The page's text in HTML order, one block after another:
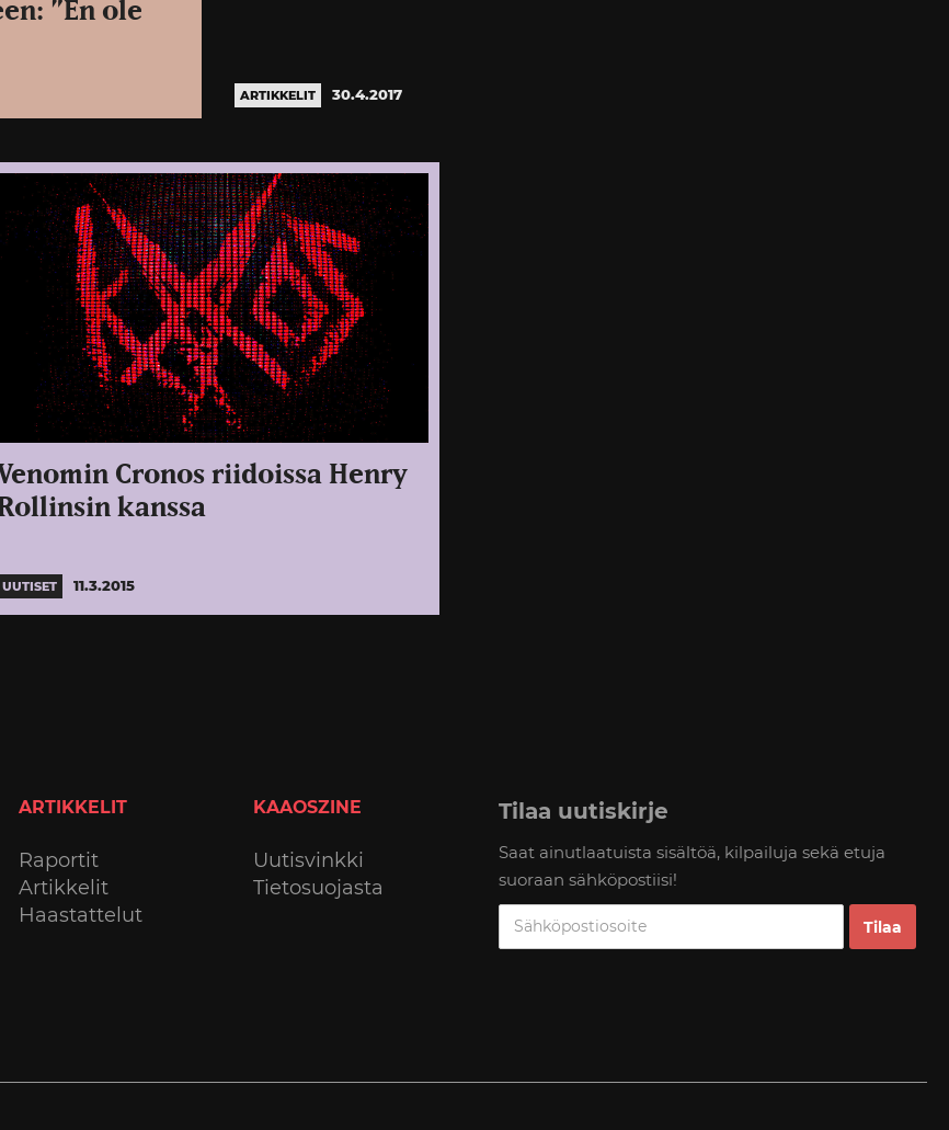
”En ole
ARTIKKELIT 30.4.2017
Cronos riidoissa Henry
kanssa
UUTISET 11.3.2015
ARTIKKELIT
Raportit
Artikkelit
Haastattelut
KAAOSZINE
Uutisvinkki
Tietosuojasta
Tilaa uutiskirje
Saat ainutlaatuista sisältöä, kilpailuja sekä etuja
suoraan sähköpostiisi!